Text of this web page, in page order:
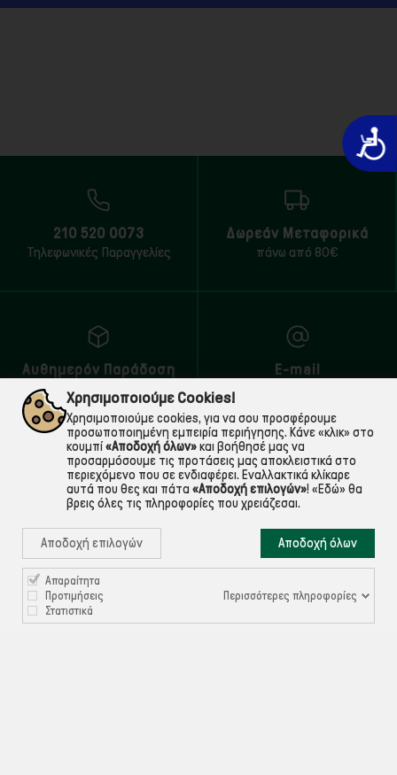
210 520 0073
Τηλεφωνικές Παραγγελίες
Δωρεάν Μεταφορικά
πάνω από 80€
Αυθημερόν Παράδοση
εντός Αττικής
E-mail
ΠΛΗΡΟΦΟΡΙΕΣ
ΧΡΉΣΙΜΑ 
Χρησιμοποιούμε Cookies!
Χρησιμοποιούμε cookies, για να σου προσφέρουμε
προσωποποιημένη εμπειρία περιήγησης. Κάνε «κλικ» στο
κουμπί«Αποδοχή όλων»και βοήθησέ μας να
προσαρμόσουμε τις προτάσεις μας αποκλειστικά στο
περιεχόμενο που σε ενδιαφέρει. Εναλλακτικά κλίκαρε
αυτά που θες και πάτα «Αποδοχή επιλογών»! «Εδώ» θα
βρεις όλες τις πληροφορίες που χρειάζεσαι.
Αποδοχή επιλογών Αποδοχή όλων
Απαραίτητα
Προτιμήσεις
Στατιστικά
Περισσότερες πληροφορίες